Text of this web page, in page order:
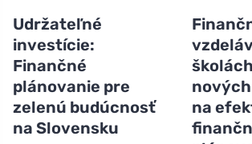
Udržateľné
investície:
Finančné
plánovanie pre
zelenú budúcnosť
na Slovensku
na